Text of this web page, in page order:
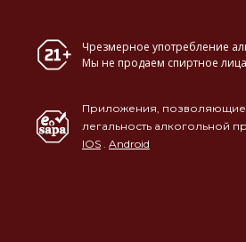
Чрезмерное употребление
Мы не продаем спиртное
Приложения, позволяющие
легальность алкогольной
IOS . Android